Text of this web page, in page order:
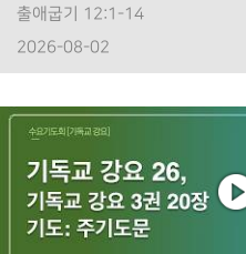
출애굽기 12:1-14
2026-08-02